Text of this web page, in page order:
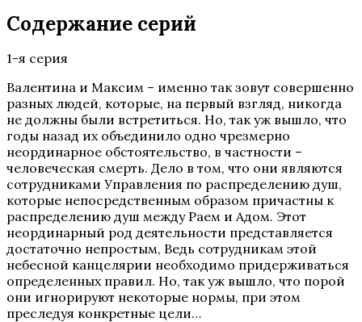
Содержание серий
1-я серия
Валентина и Максим – именно так зовут совершенно
разных людей, которые, на первый взгляд, никогда
не должны были встретиться. Но, так уж вышло, что
годы назад их объединило одно чрезмерно
неординарное обстоятельство, в частности –
человеческая смерть. Дело в том, что они являются
сотрудниками Управления по распределению душ,
которые непосредственным образом причастны к
распределению душ между Раем и Адом. Этот
неординарный род деятельности представляется
достаточно непростым, Ведь сотрудникам этой
небесной канцелярии необходимо придерживаться
определенных правил. Но, так уж вышло, что порой
они игнорируют некоторые нормы, при этом
преследуя конкретные цели…